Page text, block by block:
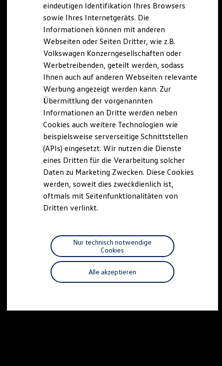
Lifestyle Shop
T-Roc Kollektion
Golf Kollektion
Volkswagen Kollektion
R-Kollektion
GTI Kollektion
Fußball Drop
we drive football
#wedriveproud
Besitzer und Service
myVolkswagen
Software Updates
Service und Ersatzteile
Inspektion und HU/AU
Reparaturen und Checks
Motorenöl und Flüssigkeiten
Räder und Reifen
Pannen- und Unfallhilfe
Economy Service
Volkswagen Teile
Zubehör
Modellspezifisches Zubehör
Individualisieren
Wallbox und Ladekabel
Digitale Extras
Dienste für Ihr Modell finden
Volkswagen Apps, Login und Shop
Handy und Fahrzeug verbinden
Vorgängermodelle
eindeutigen Identifikation Ihres Browsers
sowie Ihres Internetgeräts. Die
Informationen können mit anderen
Webseiten oder Seiten Dritter, wie z.B.
Volkswagen Konzerngesellschaften oder
Werbetreibenden, geteilt werden, sodass
Ihnen auch auf anderen Webseiten relevante
Werbung angezeigt werden kann. Zur
Übermittlung der vorgenannten
Informationen an Dritte werden neben
Cookies auch weitere Technologien wie
beispielsweise serverseitige Schnittstellen
(APIs) eingesetzt. Wir nutzen die Dienste
eines Dritten für die Verarbeitung solcher
Daten zu Marketing Zwecken. Diese Cookies
werden, soweit dies zweckdienlich ist,
oftmals mit Seitenfunktionalitäten von
Dritten verlinkt.
Alle akzeptieren
Nur technisch notwendige
Cookies